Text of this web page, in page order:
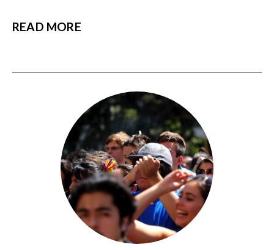
READ MORE